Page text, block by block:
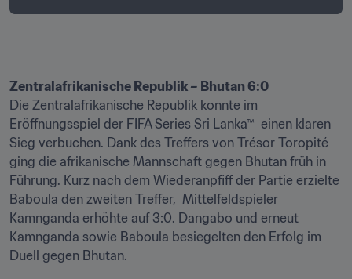
Zentralafrikanische Republik – Bhutan 6:0
Die Zentralafrikanische Republik konnte im
Eröffnungsspiel der FIFA Series Sri Lanka™  einen klaren
Sieg verbuchen. Dank des Treffers von Trésor Toropité
ging die afrikanische Mannschaft gegen Bhutan früh in
Führung. Kurz nach dem Wiederanpfiff der Partie erzielte
Baboula den zweiten Treffer,  Mittelfeldspieler
Kamnganda erhöhte auf 3:0. Dangabo und erneut
Kamnganda sowie Baboula besiegelten den Erfolg im
Duell gegen Bhutan.